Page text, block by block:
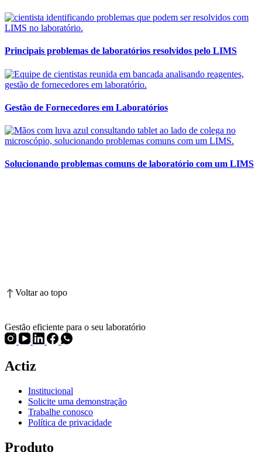
Principais problemas de laboratórios resolvidos pelo LIMS
Gestão de Fornecedores em Laboratórios
Solucionando problemas comuns de laboratório com um LIMS
Voltar ao topo
Gestão eficiente para o seu laboratório
Actiz
Institucional
Solicite uma demonstração
Trabalhe conosco
Política de privacidade
Produto